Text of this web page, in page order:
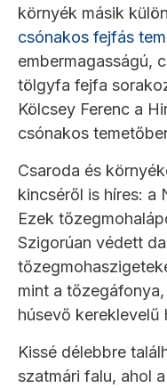
környék másik
csónakos fejfás
embermagasságú,
tölgyfa fejfa
Kölcsey Ferenc a
csónakos
Csaroda és
kincséről is híres: a
Ezek
Szigorúan védett
mint a
húsevő kereklevelű
Kissé délebbre
szatmári falu, ahol